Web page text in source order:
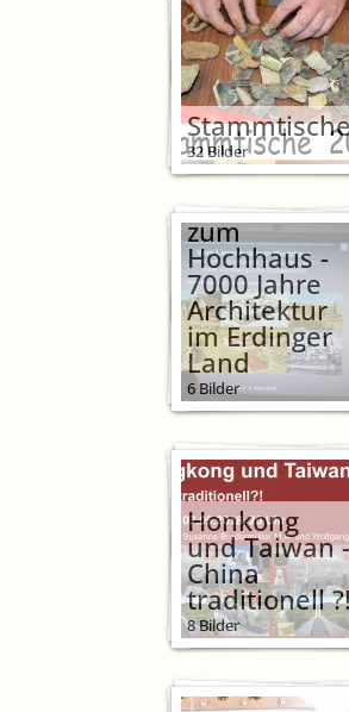
32 Bilder
Vom
Langhaus
zum
Hochhaus -
7000 Jahre
Architektur
im Erdinger
Land
6 Bilder
Honkong
und Taiwan
China
traditionell
8 Bilder